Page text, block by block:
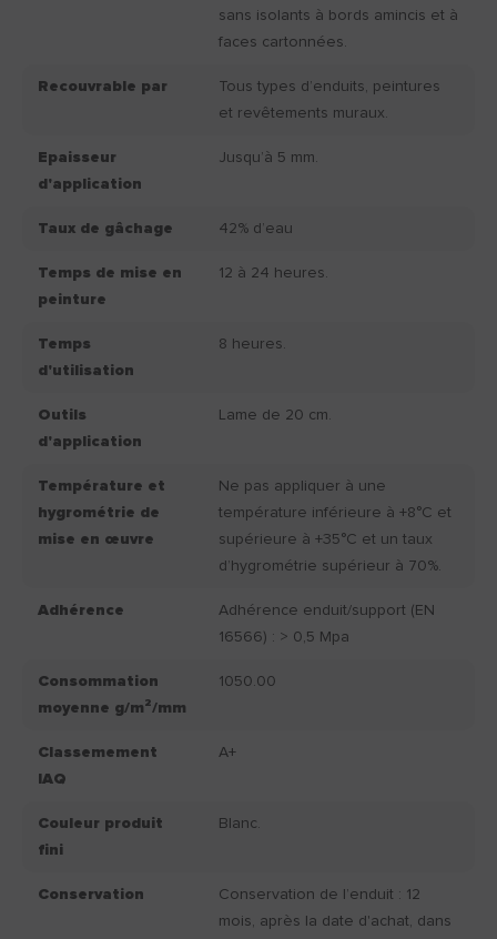
sans isolants à bords amincis et à
faces cartonnées.
Recouvrable par
Tous types d’enduits, peintures
et revêtements muraux.
Epaisseur
d'application
Jusqu’à 5 mm.
Taux de gâchage 42% d’eau
Temps de mise en
peinture
12 à 24 heures.
Temps
d'utilisation
8 heures.
Outils
d'application
Lame de 20 cm.
Température et
hygrométrie de
mise en œuvre
Ne pas appliquer à une
température inférieure à +8°C et
supérieure à +35°C et un taux
d’hygrométrie supérieur à 70%.
Adhérence
Adhérence enduit/support (EN
16566) : > 0,5 Mpa
Consommation
moyenne g/m²/mm
1050.00
Classemement
IAQ
A+
Couleur produit
fini
Blanc.
Conservation
Conservation de l’enduit : 12
mois, après la date d'achat, dans